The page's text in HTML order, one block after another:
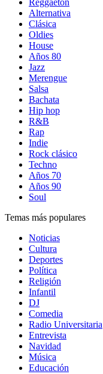
Reggaetón
Alternativa
Clásica
Oldies
House
Años 80
Jazz
Merengue
Salsa
Bachata
Hip hop
R&B
Rap
Indie
Rock clásico
Techno
Años 70
Años 90
Soul
Temas más populares
Noticias
Cultura
Deportes
Política
Religión
Infantil
DJ
Comedia
Radio Universitaria
Entrevista
Navidad
Música
Educación